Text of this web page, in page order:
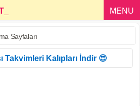
MENU
Sayfaları
Takvimleri Kalıpları İndir 😍